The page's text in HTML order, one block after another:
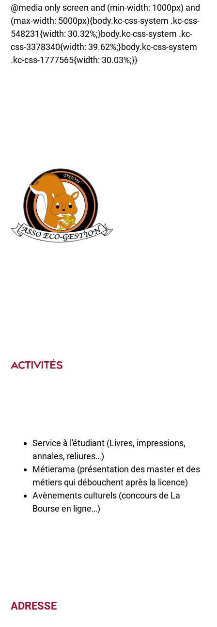
@media only screen and (min-width: 1000px) and
(max-width: 5000px){body.kc-css-system .kc-css-
548231{width: 30.32%;}body.kc-css-system .kc-
css-3378340{width: 39.62%;}body.kc-css-system
.kc-css-1777565{width: 30.03%;}}
ACTIVITÉS
Service à l'étudiant (Livres, impressions,
annales, reliures…)
Métierama (présentation des master et des
métiers qui débouchent après la licence)
Avènements culturels (concours de La
Bourse en ligne…)
ADRESSE